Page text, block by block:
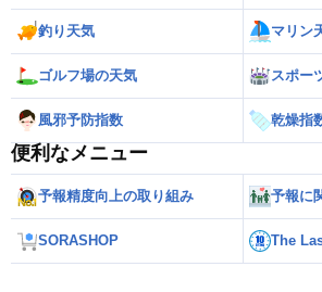
釣り天気 マリン
ゴルフ場の天気 スポー
風邪予防指数 乾燥指
便利なメニュー
予報精度向上の取り組み 予報に
SORASHOP The